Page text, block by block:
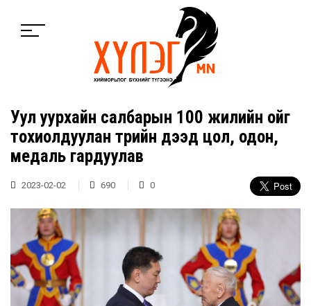
Уул уурхайн салбарын 100 жилийн ойг
тохиолдуулан төрийн дээд цол, одон,
медаль гардуулав
2023-02-02 690 0